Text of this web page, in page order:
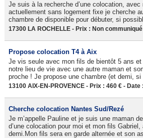
Je suis à la recherche d’une colocation,
actuellement sans logement fixe je cherche
chambre de disponible pour débuter, si
17300 LA ROCHELLE - Prix : Non
Propose colocation T4 à Aix
Je vis seule avec mon fils de bientôt 5 ans et
notre lieu de vie avec une autre maman et
proche ! Je propose une chambre (et demi,
13100 AIX-EN-PROVENCE - Prix : 460 € - Date
Cherche colocation Nantes Sud/Rezé
Je m’appelle Pauline et je suis une maman
d’une colocation pour moi et mon fils
demi.Mon fils sera en garde alternée et son